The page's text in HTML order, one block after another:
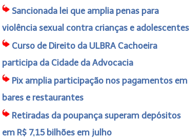
Sancionada lei que amplia penas para
violência sexual contra crianças e adolescentes
Curso de Direito da ULBRA Cachoeira
participa da Cidade da Advocacia
Pix amplia participação nos pagamentos em
bares e restaurantes
Retiradas da poupança superam depósitos
em R$ 7,15 bilhões em julho